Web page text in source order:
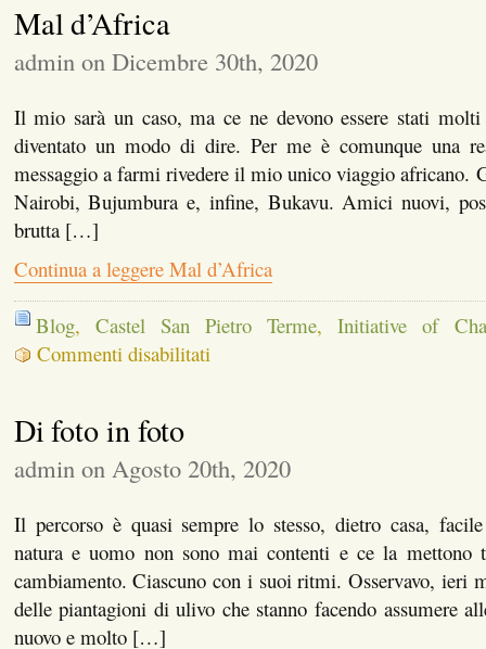
dall’acqua
?
Mal d’Africa
admin on Dicembre 30th, 2020
Il mio sarà un caso, ma ce ne devono essere stati
diventato un modo di dire. Per me è comunque una
messaggio a farmi rivedere il mio unico viaggio africano.
Nairobi, Bujumbura e, infine, Bukavu. Amici nuovi,
brutta […]
Continua a leggere Mal d’Africa
Blog, Castel San Pietro Terme,Initiative of
Commenti disabilitatisu
Mal
Di foto in foto
admin on Agosto 20th, 2020
Il percorso è quasi sempre lo stesso, dietro casa,
natura e uomo non sono mai contenti e ce la mettono
cambiamento. Ciascuno con i suoi ritmi. Osservavo, ieri
delle piantagioni di ulivo che stanno facendo assumere
nuovo e molto […]